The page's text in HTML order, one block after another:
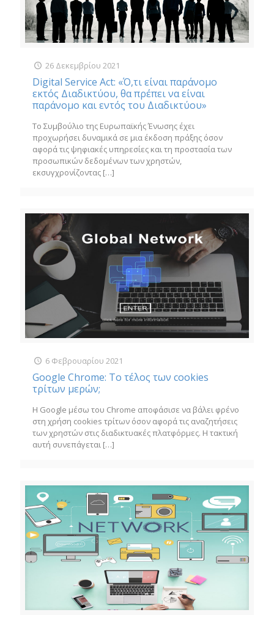
26 Δεκεμβρίου 2021
Digital Service Act: «Ό,τι είναι παράνομο
εκτός Διαδικτύου, θα πρέπει να είναι
παράνομο και εντός του Διαδικτύου»
Το Συμβούλιο της Ευρωπαϊκής Ένωσης έχει
προχωρήσει δυναμικά σε μια έκδοση πράξης όσον
αφορά τις ψηφιακές υπηρεσίες και τη προστασία των
προσωπικών δεδομένων των χρηστών,
εκσυγχρονίζοντας […]
6 Φεβρουαρίου 2021
Google Chrome: Το τέλος των cookies
τρίτων μερών;
Η Google μέσω του Chrome αποφάσισε να βάλει φρένο
στη χρήση cookies τρίτων όσον αφορά τις αναζητήσεις
των χρηστών στις διαδικτυακές πλατφόρμες. Η τακτική
αυτή συνεπάγεται […]